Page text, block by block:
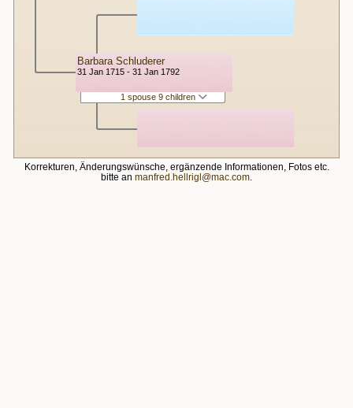
Barbara Schluderer
31 Jan 1715 - 31 Jan 1792
1 spouse 9 children
Korrekturen, Änderungswünsche, ergänzende Informationen, Fotos etc.
bitte an manfred.hellrigl@mac.com